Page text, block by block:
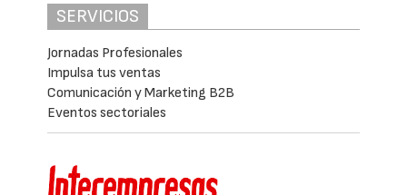
SERVICIOS
Jornadas Profesionales
Impulsa tus ventas
Comunicación y Marketing B2B
Eventos sectoriales